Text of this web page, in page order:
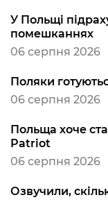
У Польщі
помешканнях
06 серпня 2026
Поляки
06 серпня 2026
Польща хоче
Patriot
06 серпня 2026
Озвучили,